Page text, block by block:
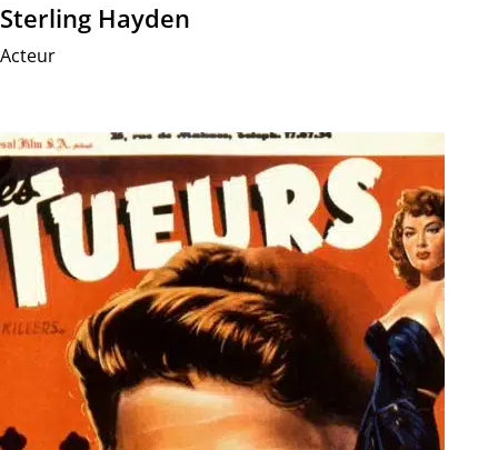
Sterling Hayden
Acteur